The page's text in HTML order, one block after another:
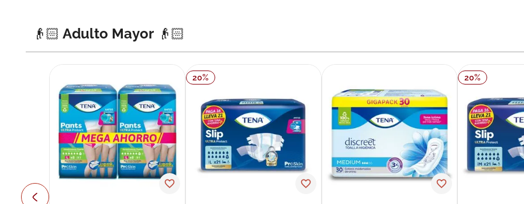
👴🏻 Adulto Mayor 👴🏻
20% 20%